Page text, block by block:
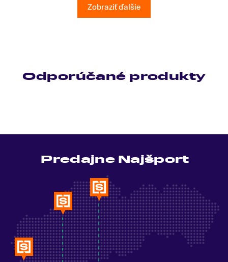
Ešte raz ďakujem.Zobraziť ďalšie
Odporúčané produkty
Predajne Najšport